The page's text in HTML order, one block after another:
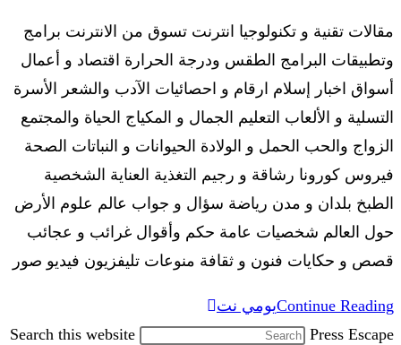
مقالات تقنية و تكنولوجيا انترنت تسوق من الانترنت برامج
وتطبيقات البرامج الطقس ودرجة الحرارة اقتصاد و أعمال
أسواق اخبار إسلام ارقام و احصائيات الآدب والشعر الأسرة
التسلية و الألعاب التعليم الجمال و المكياج الحياة والمجتمع
الزواج والحب الحمل و الولادة الحيوانات و النباتات الصحة
فيروس كورونا رشاقة و رجيم التغذية العناية الشخصية
الطبخ بلدان و مدن رياضة سؤال و جواب عالم علوم الأرض
حول العالم شخصيات عامة حكم وأقوال غرائب و عجائب
قصص و حكايات فنون و ثقافة منوعات تليفزيون فيديو صور
Continue Readingيومي نت
Search this website
Press Escape